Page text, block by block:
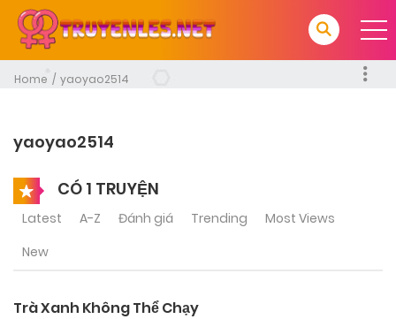
Home yaoyao2514
yaoyao2514
CÓ 1 TRUYỆN
Latest A-Z Đánh giá Trending
Most Views
New
Trà Xanh Không Thể Chạy